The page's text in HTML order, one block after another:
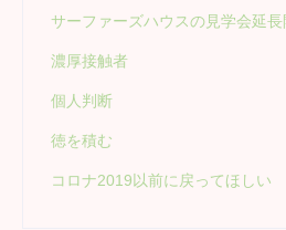
サーファーズハウスの見学会延長
濃厚接触者
個人判断
徳を積む
コロナ2019以前に戻ってほしい